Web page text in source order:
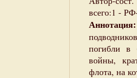
всего:1 -
Аннотация:
погибли в
войны,
флота, на